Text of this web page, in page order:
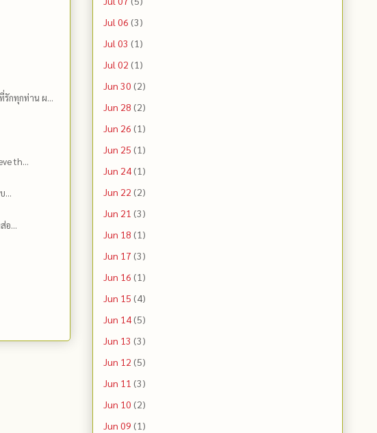
รักทุกท่าน ผ...
th...
...
อ...
Jul 06 (3)
Jul 03 (1)
Jul 02 (1)
Jun 30 (2)
Jun 28 (2)
Jun 26 (1)
Jun 25 (1)
Jun 24(1)
Jun 22 (2)
Jun 21 (3)
Jun 18 (1)
Jun 17 (3)
Jun 16 (1)
Jun 15 (4)
Jun 14(5)
Jun 13 (3)
Jun 12 (5)
Jun 11 (3)
Jun 10 (2)
Jun 09 (1)